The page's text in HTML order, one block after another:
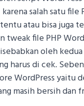
salah satu file
atau bisa juga
tweak file PHP
oleh
harus di cek.
WordPress yaitu
masih bersih dan